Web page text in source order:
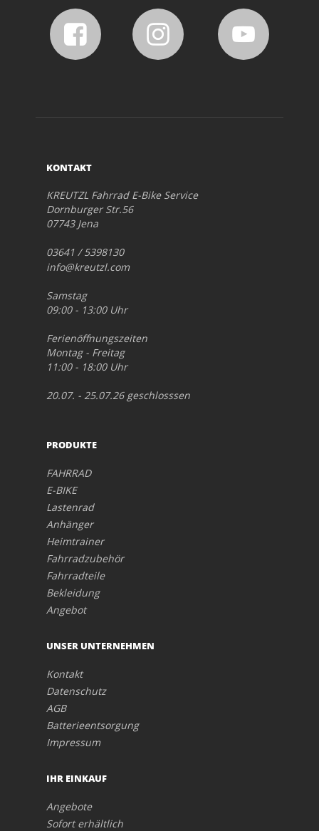
KONTAKT
KREUTZL Fahrrad E-Bike Service
Dornburger Str.56
07743 Jena
03641 / 5398130
info@kreutzl.com
Samstag
09:00 - 13:00 Uhr
Ferienöffnungszeiten
Montag - Freitag
11:00 - 18:00 Uhr
20.07. - 25.07.26 geschlosssen
PRODUKTE
FAHRRAD
E-BIKE
Lastenrad
Anhänger
Heimtrainer
Fahrradzubehör
Fahrradteile
Bekleidung
Angebot
UNSER UNTERNEHMEN
Kontakt
Datenschutz
AGB
Batterieentsorgung
Impressum
IHR EINKAUF
Angebote
Sofort erhältlich